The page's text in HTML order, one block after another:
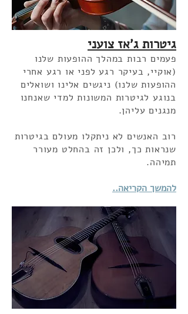
גיטרות ג'אז צועני
פעמים רבות במהלך ההופעות שלנו
(אוקיי, בעיקר רגע לפני או רגע אחרי
ההופעות שלנו) ניגשים אלינו ושואלים
בנוגע לגיטרות המשונות למדי שאנחנו
מנגנים עליהן.
רוב האנשים לא ניתקלו מעולם בגיטרות
שנראות כך, ולכן זה בהחלט מעורר
תמיהה.
להמשך הקריאה..